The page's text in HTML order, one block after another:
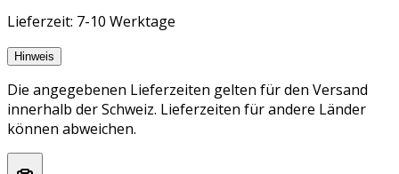
Lieferzeit: 7-10 Werktage
Hinweis
Die angegebenen Lieferzeiten gelten für den Versand
innerhalb der Schweiz. Lieferzeiten für andere Länder
können abweichen.